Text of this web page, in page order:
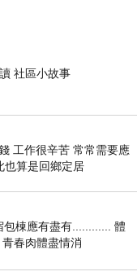
讀 社區小故事
工作很辛苦 常常需要應
也算是回鄉定居
棟應有盡有............ 體
春肉體盡情消